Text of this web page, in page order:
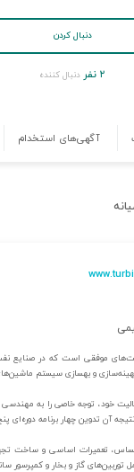
دنبال کردن
۲ نفر دنبال کننده
آگهی‌های استخدام
موفقی است که در صنایع
و بهسازی سیستم‌
خود، توجه خاصی را به
آن تدوین چهار برنامه دوره‌ای
تعمیرات اساسی و ساخت
توربین‌های گاز و بخار و کمپرسور